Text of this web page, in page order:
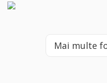
Mai multe